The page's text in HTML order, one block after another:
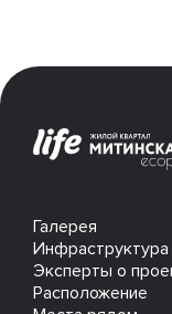
Галерея
Инфраструктура
Эксперты о
Расположение